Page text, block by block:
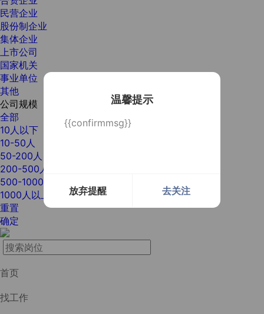
温馨提示
{{confirmmsg}}
放弃提醒 去关注
民营企业
股份制企业
集体企业
上市公司
国家机关
事业单位
其他
公司规模
全部
10人以下
10-50人
50-200人
200-500人
500-1000人
1000人以上
重置
确定
首页
找工作